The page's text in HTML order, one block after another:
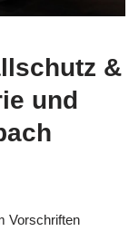
&
und
Vorschriften